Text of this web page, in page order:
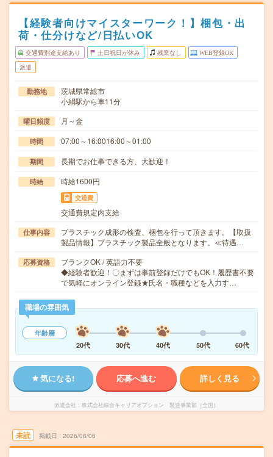
【経験者向けマイスターワーク！】梱包・出
荷・仕分けなど/日払いOK
交通費別途支給あり 土日祝日が休み 残業なし WEB登録OK
派遣
勤務地
茨城県常総市
小絹駅から車11分
曜日頻度 月～金
時間 07:00～16:0016:00～01:00
期間 長期でお仕事できる方、大歓迎！
時給 時給1600円
交通費
交通費規定内支給
仕事内容
プラスチック成形の検査、梱包を行って頂きます。【取扱
製品情報】プラスチック製品全般となります。≪待遇…
応募資格
ブランクOK / 英語力不要
◆経験者歓迎！〇まずは事前登録だけでもOK！履歴書不要
で気軽にオンライン登録★氏名・職種などを入力す…
職場の雰囲気
年齢層
20代
30代 40代 50代 60代
気になる! 応募へ進む 詳しく見る
派遣会社 株式会社綜合キャリアオプション 製造事業部（全国）
未読 掲載日 2026/08/06